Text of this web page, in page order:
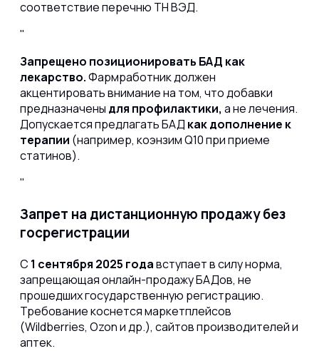
соответствие перечню ТН ВЭД.
Запрещено позиционировать БАД как
лекарство.Фармработник должен
акцентировать внимание на том, что добавки
предназначены для профилактики, а не лечения.
Допускается предлагать БАД как дополнение к
терапии (например, коэнзим Q10 при приеме
статинов).
Запрет на дистанционную продажу без
госрегистрации
С 1 сентября 2025 годавступает в силу норма,
запрещающая онлайн-продажу БАДов, не
прошедших государственную регистрацию.
Требование коснется маркетплейсов
(Wildberries, Ozon и др.), сайтов производителей и
аптек.